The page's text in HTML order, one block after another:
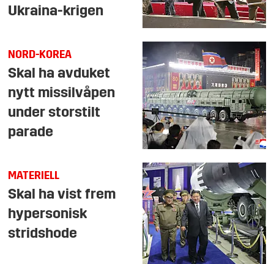
Ukraina-krigen
NORD-KOREA
Skal ha avduket
nytt missilvåpen
under storstilt
parade
MATERIELL
Skal ha vist frem
hypersonisk
stridshode